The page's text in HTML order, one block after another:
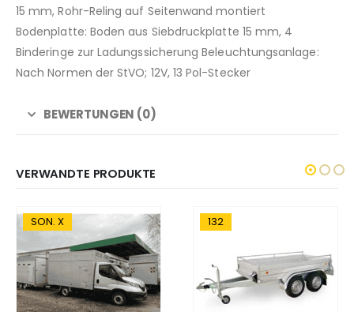
15 mm, Rohr-Reling auf Seitenwand montiert
Bodenplatte: Boden aus Siebdruckplatte 15 mm, 4
Binderinge zur Ladungssicherung Beleuchtungsanlage:
Nach Normen der StVO; 12V, 13 Pol-Stecker
BEWERTUNGEN (0)
VERWANDTE PRODUKTE
132 129